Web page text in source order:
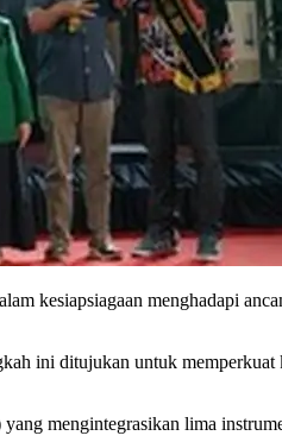
kesiapsiagaan menghadapi
ini ditujukan untuk memperkuat
mengintegrasikan lima